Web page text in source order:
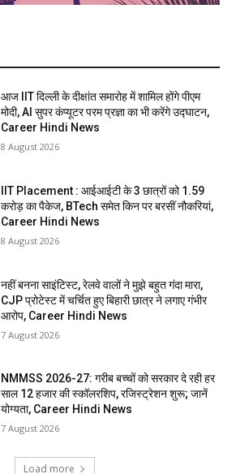
आज IIT दिल्ली के दीक्षांत समारोह में शामिल होंगे पीएम
मोदी, AI सुपर कंप्यूटर परम प्रज्ञा का भी करेंगे उद्घाटन,
Career Hindi News
8 August 2026
IIT Placement : आईआईटी के 3 छात्रों को 1.59
करोड़ का पैकेज, BTech समेत किन पर बरसीं नौकरियां,
Career Hindi News
8 August 2026
नहीं बनना साइंटिस्ट, रेलवे वालों ने मुझे बहुत गंदा मारा,
CJP प्रोटेस्ट में चर्चित हुए बिहारी छात्र ने लगाए गंभीर
आरोप, Career Hindi News
7 August 2026
NMMSS 2026-27: गरीब बच्चों को सरकार दे रही हर
साल 12 हजार की स्कॉलरशिप, रजिस्ट्रेशन शुरू; जानें
योग्यता, Career Hindi News
7 August 2026
Load more